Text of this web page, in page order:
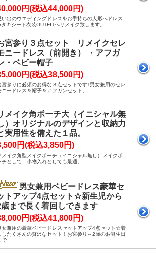
円(税込44,000円)
い出のウエディングドレスをお手持ちの人形へドレス
タキシード衣装OUTFITへリメイク致します。
宮参り３点セット リメイクセレ
ニードレス（前開き） ・アフガ
・ベビー帽子
円(税込38,500円)
宮参りに必須のお得な３点セットです♪男女兼用のセレ
ニードレス＆帽子＆アフガンセット。
メイク角ポーチ大（イニシャル無
）オリジナルのデザインと収納力
実用性を備えた１品。
円(税込3,850円)
メイク角型メイクポーチ（イニシャル無し）メイクポ
チとして、小物入れとしても最適。
男女兼用ベビードレス豪華セ
トアップ4点セット☆新生児から
まで長く着回しできます
円(税込41,800円)
女兼用の豪華ベビードレスセットアップ4点セット☆着
したくさんの贅沢なセット！お宮参り～2歳のお誕生日
で